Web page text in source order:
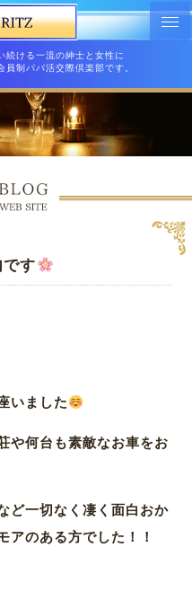
続ける一流の紳士と女性に
制パパ活交際倶楽部です。
す
いました
や何台も素敵なお車をお
ど一切なく凄く面白おか
アのある方でした！！